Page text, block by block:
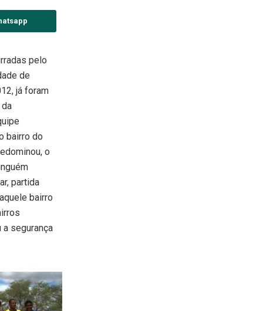
pelo
de
já foram
bairro do
o
partida
bairro
a segurança